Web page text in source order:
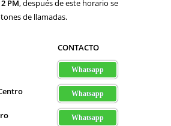
PM, después de este horario se
de llamadas.
CONTACTO
Whatsapp
Whatsapp
Whatsapp